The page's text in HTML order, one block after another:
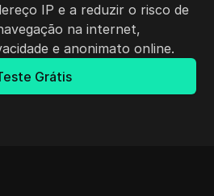
IP e a reduzir o risco de
na internet,
e anonimato online.
Grátis